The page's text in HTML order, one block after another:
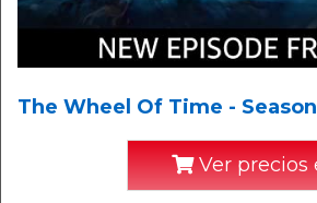
The Wheel Of Time - Season
Ver precios